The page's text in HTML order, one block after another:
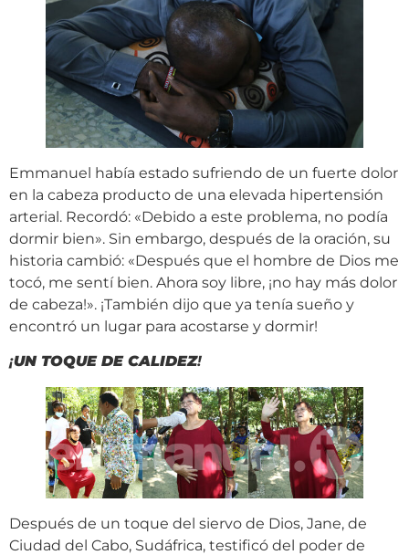
Emmanuel había estado sufriendo de un fuerte dolor
en la cabeza producto de una elevada hipertensión
arterial. Recordó: «Debido a este problema, no podía
dormir bien». Sin embargo, después de la oración, su
historia cambió: «Después que el hombre de Dios me
tocó, me sentí bien. Ahora soy libre, ¡no hay más dolor
de cabeza!». ¡También dijo que ya tenía sueño y
encontró un lugar para acostarse y dormir!
¡UN TOQUE DE CALIDEZ!
Después de un toque del siervo de Dios, Jane, de
Ciudad del Cabo, Sudáfrica, testificó del poder de